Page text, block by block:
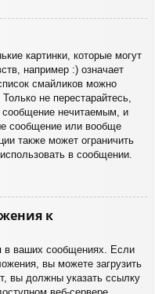
картинки, которые могут
например :) означает
смайликов можно
не перестарайтесь,
сообщение нечитаемым, и
сообщение или вообще
также может ограничить
в сообщении.
к
в ваших сообщениях. Если
вы можете загрузить
вы должны указать ссылку